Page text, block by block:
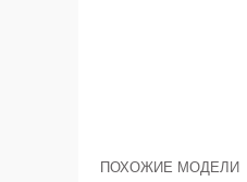
ПОХОЖИЕ МОДЕЛИ